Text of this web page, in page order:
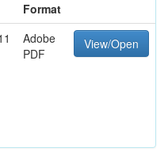
Format
Adobe
PDF
View/Open